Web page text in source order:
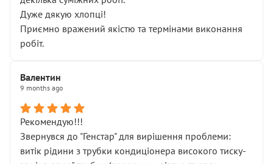
Дуже дякую хлопці!
Приємно вражений якістю та термінами виконання
робіт.
Валентин
9 months ago
Рекомендую!!!
Звернувся до "Генстар" для вирішення проблеми:
витік рідини з трубки кондиціонера високого тиску-